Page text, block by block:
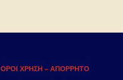
ΟΡΟΙ ΧΡΗΣΗ – ΑΠΟΡΡΗΤΟ